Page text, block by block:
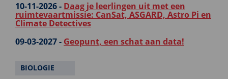
10-11-2026 - Daag je leerlingen uit met een
ruimtevaartmissie: CanSat, ASGARD, Astro Pi en
Climate Detectives
09-03-2027 - Geopunt, een schat aan data!
BIOLOGIE